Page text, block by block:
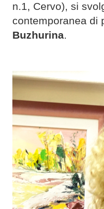
n.1, Cervo), si
contemporanea di
Buzhurina.